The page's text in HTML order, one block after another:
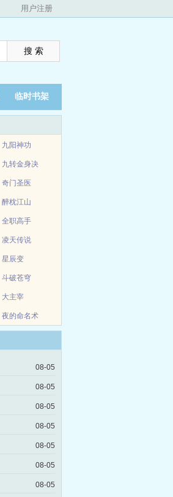
用户注册
临时书架
九阳神功
九转金身决
奇门圣医
醉枕江山
全职高手
凌天传说
星辰变
斗破苍穹
大主宰
夜的命名术
08-05
08-05
08-05
08-05
08-05
08-05
08-05